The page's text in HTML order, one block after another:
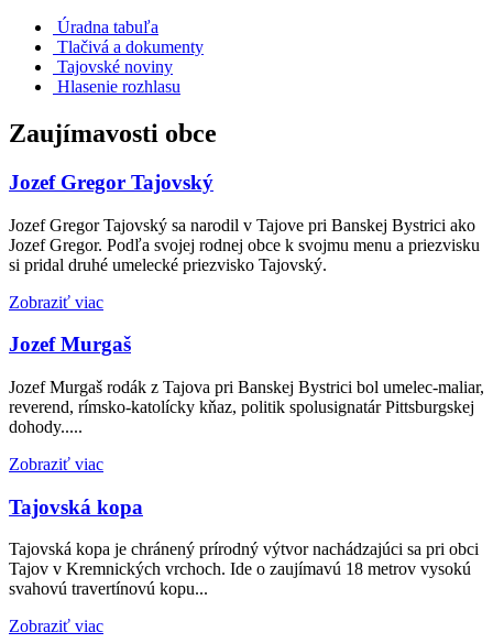
Úradna tabuľa
Tlačivá a dokumenty
Tajovské noviny
Hlasenie rozhlasu
Zaujímavosti obce
Jozef Gregor Tajovský
Jozef Gregor Tajovský sa narodil v Tajove pri Banskej Bystrici ako
Jozef Gregor. Podľa svojej rodnej obce k svojmu menu a priezvisku
si pridal druhé umelecké priezvisko Tajovský.
Zobraziť viac
Jozef Murgaš
Jozef Murgaš rodák z Tajova pri Banskej Bystrici bol umelec-maliar,
reverend, rímsko-katolícky kňaz, politik spolusignatár Pittsburgskej
dohody.....
Zobraziť viac
Tajovská kopa
Tajovská kopa je chránený prírodný výtvor nachádzajúci sa pri obci
Tajov v Kremnických vrchoch. Ide o zaujímavú 18 metrov vysokú
svahovú travertínovú kopu...
Zobraziť viac